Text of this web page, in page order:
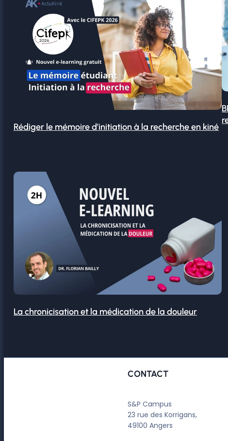
Rédiger le mémoire d’initiation à la recherche en kiné
La chronicisation et la médication de la douleur
CONTACT
S&P Campus
23 rue des Korrigans,
49100 Angers